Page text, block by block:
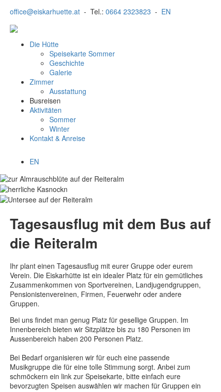
office@eiskarhuette.at - Tel.: 0664 2323823 - EN
überspringen
Die Hütte
Speisekarte Sommer
Geschichte
Galerie
Zimmer
Ausstattung
Busreisen
Aktivitäten
Sommer
Winter
Kontakt & Anreise
EN
Tagesausflug mit dem Bus auf
die Reiteralm
Ihr plant einen Tagesausflug mit eurer Gruppe oder eurem
Verein. Die Eiskarhütte ist ein idealer Platz für ein gemütliches
Zusammenkommen von Sportvereinen, Landjugendgruppen,
Pensionistenvereinen, Firmen, Feuerwehr oder andere
Gruppen.
Bei uns findet man genug Platz für gesellige Gruppen. Im
Innenbereich bieten wir Sitzplätze bis zu 180 Personen im
Aussenbereich haben 200 Personen Platz.
Bei Bedarf organisieren wir für euch eine passende
Musikgruppe die für eine tolle Stimmung sorgt. Anbei zum
schmöckern ein link zur Speisekarte, bitte einfach eure
bevorzugten Speisen auswählen wir machen für Gruppen ein